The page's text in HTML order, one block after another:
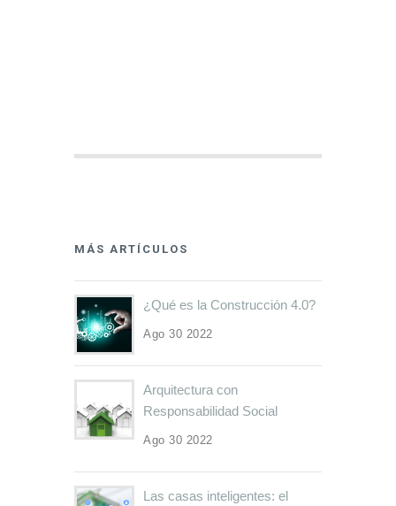
MÁS ARTÍCULOS
¿Qué es la Construcción 4.0?
Ago 30 2022
Arquitectura con
Responsabilidad Social
Ago 30 2022
Las casas inteligentes: el